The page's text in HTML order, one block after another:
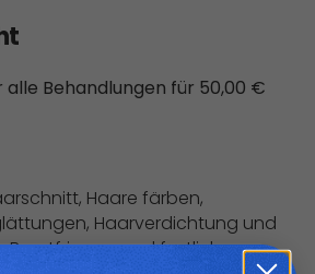
Behandlungen für 50,00 €
Haare färben,
Haarverdichtung und
Brautfrisuren und festliche